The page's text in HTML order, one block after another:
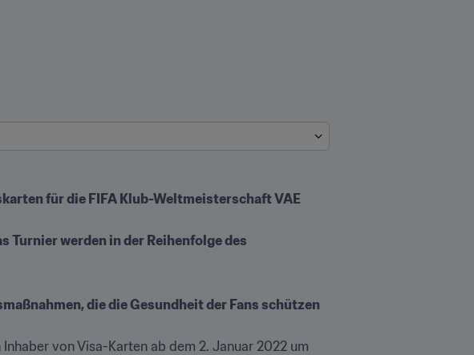
für die FIFA Klub-Weltmeisterschaft VAE
Turnier werden in der Reihenfolge des
die die Gesundheit der Fans schützen
von Visa-Karten ab dem 2. Januar 2022 um